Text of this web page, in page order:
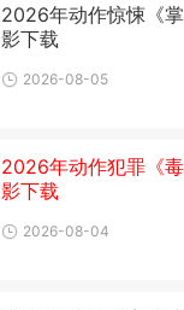
2026年动作惊悚《
影下载
2026-08-05
2026年动作犯罪《
影下载
2026-08-04